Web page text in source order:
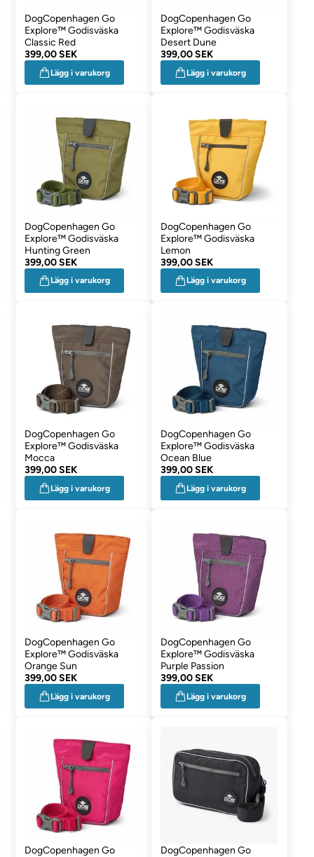
DogCopenhagen Go
Explore™ Godisväska
Classic Red
399,00 SEK
Lägg i varukorg
DogCopenhagen Go
Explore™ Godisväska
Desert Dune
399,00 SEK
Lägg i varukorg
DogCopenhagen Go
Explore™ Godisväska
Hunting Green
399,00 SEK
Lägg i varukorg
DogCopenhagen Go
Explore™ Godisväska
Lemon
399,00 SEK
Lägg i varukorg
DogCopenhagen Go
Explore™ Godisväska
Mocca
399,00 SEK
Lägg i varukorg
DogCopenhagen Go
Explore™ Godisväska
Ocean Blue
399,00 SEK
Lägg i varukorg
DogCopenhagen Go
Explore™ Godisväska
Orange Sun
399,00 SEK
Lägg i varukorg
DogCopenhagen Go
Explore™ Godisväska
Purple Passion
399,00 SEK
Lägg i varukorg
DogCopenhagen Go
DogCopenhagen Go